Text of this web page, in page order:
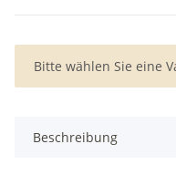
x
Bitte wählen Sie eine
Beschreibung